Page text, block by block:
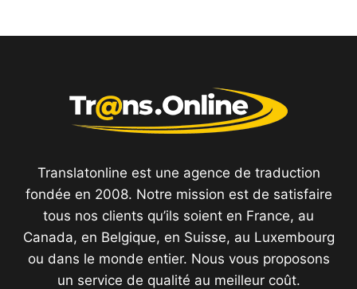
Translatonline est une agence de traduction
fondée en 2008. Notre mission est de satisfaire
tous nos clients qu’ils soient en France, au
Canada, en Belgique, en Suisse, au Luxembourg
ou dans le monde entier. Nous vous proposons
un service de qualité au meilleur coût.